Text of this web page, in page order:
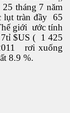
tháng 7 năm
lụt tràn đầy 65
giới ước tính
$US ( 1 425
rơi xuống
8.9 %.